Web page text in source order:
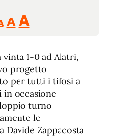
Reducir
tamaño
A Restablecer
tamaño
de
fuente
AAumentar
de
fuente.
vinta 1-0 ad Alatri,
progetto
per tutti i tifosi a
in occasione
turno
le
Davide Zappacosta